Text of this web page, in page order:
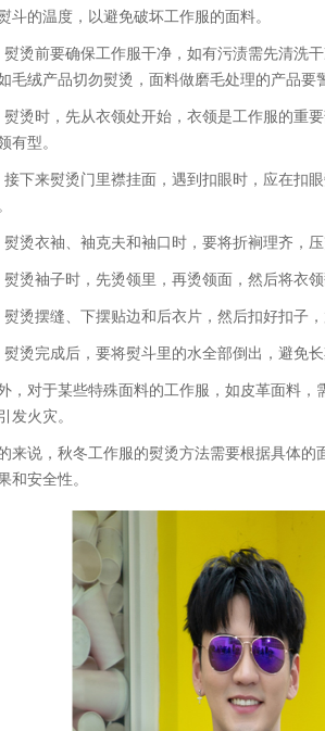
斗的温度，以避免破坏工作服的面料。
熨烫前要确保工作服干净，如有污渍需先清洗
毛绒产品切勿熨烫，面料做磨毛处理的产品要
熨烫时，先从衣领处开始，衣领是工作服的重
有型。
接下来熨烫门里襟挂面，遇到扣眼时，应在扣
熨烫衣袖、袖克夫和袖口时，要将折裥理齐，
熨烫袖子时，先烫领里，再烫领面，然后将衣领
熨烫摆缝、下摆贴边和后衣片，然后扣好扣子
熨烫完成后，要将熨斗里的水全部倒出，避免
，对于某些特殊面料的工作服，如皮革面料
发火灾。
来说，秋冬工作服的熨烫方法需要根据具体
和安全性。